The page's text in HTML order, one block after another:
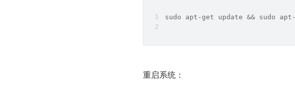
sudo apt-get update && sudo
重启系统：